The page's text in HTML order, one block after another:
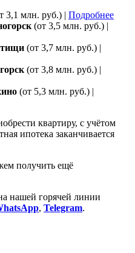
3,1 млн. руб.) | Подробнее
(от 3,5 млн. руб.) |
(от 3,7 млн. руб.) |
(от 3,8 млн. руб.) |
(от 5,3 млн. руб.) |
квартиру, с учётом
ипотека заканчивается
получить ещё
нашей горячей линии
, Telegram.